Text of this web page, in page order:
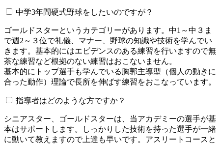
中学3年間硬式野球をしたいのですが？
ゴールドスターというカテゴリーがあります。中1～中３ま
で週2～３位で礼儀、マナー、野球の知識や技術を学んでい
きます。基本的にはエビデンスのある練習を行いますので無
茶な練習など根拠のない練習はおこないません。
基本的にトップ選手も学んでいる胸郭主導型（個人の動きに
合った動作）理論で長所を伸ばす練習をおこなっています。
指導者はどのような方ですか？
シニアスター、ゴールドスターは、当アカデミーの選手が基
本はサポートします。しっかりした技術を持った選手が一緒
に動いて教えますので上達も早いです。アスリートコースと